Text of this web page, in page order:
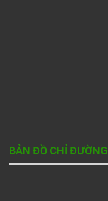
BẢN ĐỒ CHỈ ĐƯỜNG